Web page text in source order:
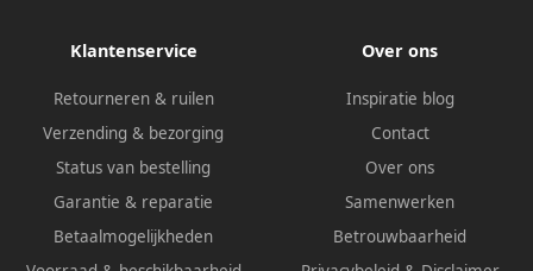
Klantenservice
Retourneren & ruilen
Verzending & bezorging
Status van bestelling
Garantie & reparatie
Betaalmogelijkheden
Over ons
Inspiratie blog
Contact
Over ons
Samenwerken
Betrouwbaarheid